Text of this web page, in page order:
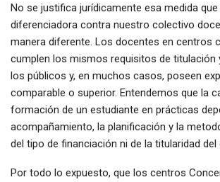
No se justifica jurídicamente esa medida
diferenciadora contra nuestro colectivo
manera diferente. Los docentes en centros
cumplen los mismos requisitos de titulación
los públicos y, en muchos casos, poseen
comparable o superior. Entendemos que la
formación de un estudiante en prácticas
acompañamiento, la planificación y la
del tipo de financiación ni de la titularidad del
Por todo lo expuesto, que los centros